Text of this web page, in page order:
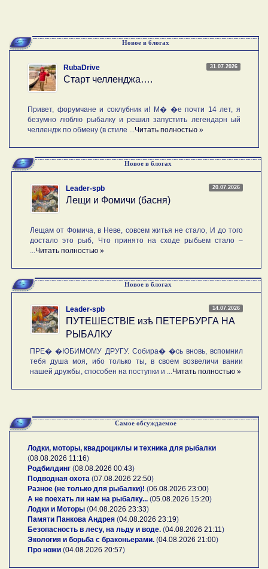
Новое в блогах
31.07.2026
RubaDrive
Старт челленджа….
Привет, форумчане и соклубник и! М� �е почти 14 лет, я
безумно люблю рыбалку и решил запустить легендарн ый
челлендж по обмену (в стиле ... Читать полностью »
Новое в блогах
20.07.2026
Leader-spb
Лещи и Фомичи (басня)
Лещам от Фомича, в Неве, совсем житья не стало, И до того
достало это рыб, Что принято на сходе рыбьем стало –
Читать полностью »
Новое в блогах
14.07.2026
Leader-spb
ПУТЕШЕСТВIE изѣ ПЕТЕРБУРГА НА
РЫБАЛКУ
ПРЕ� �ЮБИМОМУ ДРУГУ. Собира� �сь вновь, вспомнил
тебя душа моя, ибо только ты, в своем возвеличи вании
нашей дружбы, способен на поступки и ... Читать полностью »
Самое обсуждаемое
Лодки, моторы, квадроциклы и техника для рыбалки
(08.08.2026 11:16)
Родбилдинг (08.08.2026 00:43)
Подводная охота (07.08.2026 22:50)
Разное (не только для рыбалки)! (06.08.2026 23:00)
А не поехать ли нам на рыбалку... (05.08.2026 15:20)
Лодки и Моторы (04.08.2026 23:33)
Памяти Панкова Андрея (04.08.2026 23:19)
Безопасность в лесу, на льду и воде. (04.08.2026 21:11 )
Экология и борьба с браконьерами. (04.08.2026 21:00)
Про ножи (04.08.2026 20:57)